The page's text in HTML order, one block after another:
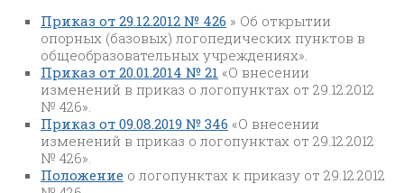
Приказ от 29.12.2012 № 426 » Об открытии
опорных (базовых) логопедических пунктов в
общеобразовательных учреждениях».
Приказ от 20.01.2014 № 21 «О внесении
изменений в приказ о логопунктах от 29.12.2012
№ 426».
Приказ от 09.08.2019 № 346 «О внесении
изменений в приказ о логопунктах от 29.12.2012
№ 426».
Положение о логопунктах к приказу от 29.12.2012